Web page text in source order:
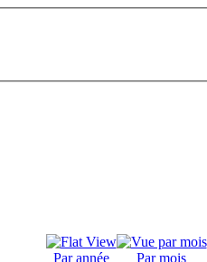
Par année Par mois